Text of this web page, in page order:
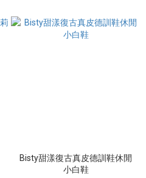
Bisty甜漾復古真皮德訓鞋休閒
小白鞋